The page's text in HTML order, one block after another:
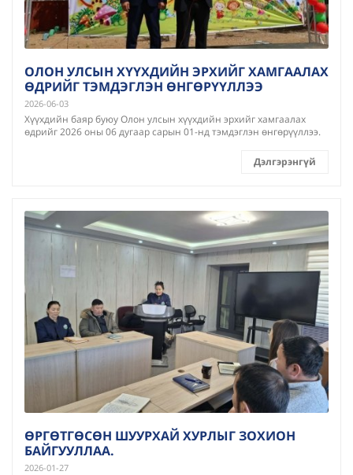
ОЛОН УЛСЫН ХҮҮХДИЙН ЭРХИЙГ ХАМГААЛАХ
ӨДРИЙГ ТЭМДЭГЛЭН ӨНГӨРҮҮЛЛЭЭ
2026-06-03
Хүүхдийн баяр буюу Олон улсын хүүхдийн эрхийг хамгаалах
өдрийг 2026 оны 06 дугаар сарын 01-нд тэмдэглэн өнгөрүүллээ.
Дэлгэрэнгүй
ӨРГӨТГӨСӨН ШУУРХАЙ ХУРЛЫГ ЗОХИОН
БАЙГУУЛЛАА.
2026-01-27